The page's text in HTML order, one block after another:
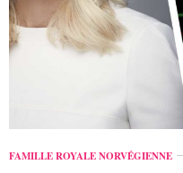
FAMILLE ROYALE NORVÉGIENNE